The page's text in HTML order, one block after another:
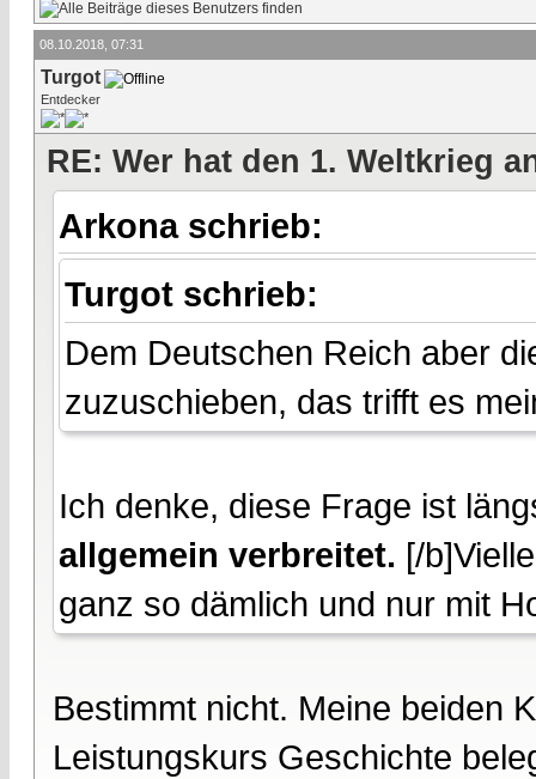
08.10.2018, 07:31
Turgot
Entdecker
RE: Wer hat den 1. Weltkrieg
Arkona schrieb:
Turgot schrieb:
Dem Deutschen Reich aber
zuzuschieben, das trifft es
Ich denke, diese Frage ist
allgemein verbreitet. [/
ganz so dämlich und nur mit
Bestimmt nicht. Meine beiden
Leistungskurs Geschichte